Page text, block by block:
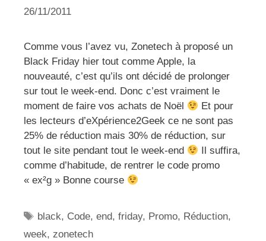
26/11/2011
Comme vous l’avez vu, Zonetech à proposé un
Black Friday hier tout comme Apple, la
nouveauté, c’est qu’ils ont décidé de prolonger
sur tout le week-end. Donc c’est vraiment le
moment de faire vos achats de Noël
Et pour
les lecteurs d’eXpérience2Geek ce ne sont pas
25% de réduction mais 30% de réduction, sur
tout le site pendant tout le week-end
Il suffira,
comme d’habitude, de rentrer le code promo
« ex²g » Bonne course
Étiquettes
black, Code,end,friday, Promo, Réduction,
week, zonetech